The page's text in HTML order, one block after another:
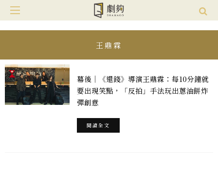
王鼎霖
幕後｜《還錢》導演王鼎霖：每10分鐘就
要出現笑點，「反拍」手法玩出蔥油餅炸
彈創意
閱讀全文